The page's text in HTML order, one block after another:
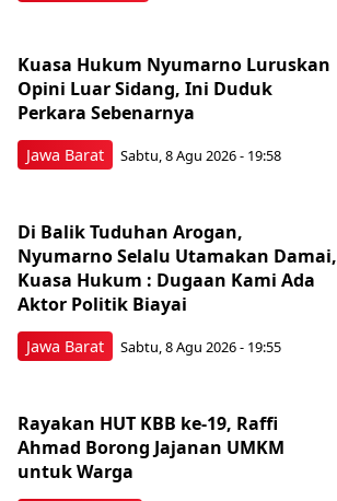
Jawa Barat
Kuasa Hukum Nyumarno Luruskan
Opini Luar Sidang, Ini Duduk
Perkara Sebenarnya ​
Sabtu, 8 Agu 2026 - 19:58
Jawa Barat
Di Balik Tuduhan Arogan,
Nyumarno Selalu Utamakan Damai,
Kuasa Hukum : Dugaan Kami Ada
Aktor Politik Biayai
Sabtu, 8 Agu 2026 - 19:55
Rayakan HUT KBB ke-19, Raffi
Ahmad Borong Jajanan UMKM
untuk Warga